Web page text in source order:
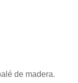
de madera.